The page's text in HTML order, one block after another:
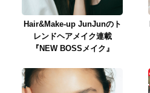
Hair&Make-up JunJunのト
レンドヘアメイク連載
『NEW BOSSメイク』